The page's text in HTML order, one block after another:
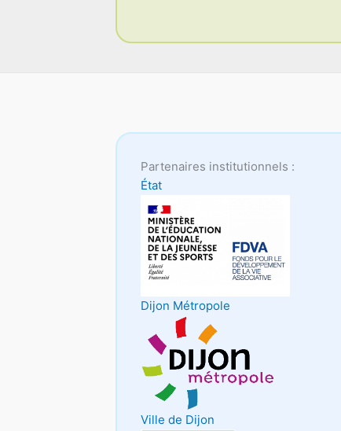
Partenaires institutionnels :
État
Dijon Métropole
Ville de Dijon